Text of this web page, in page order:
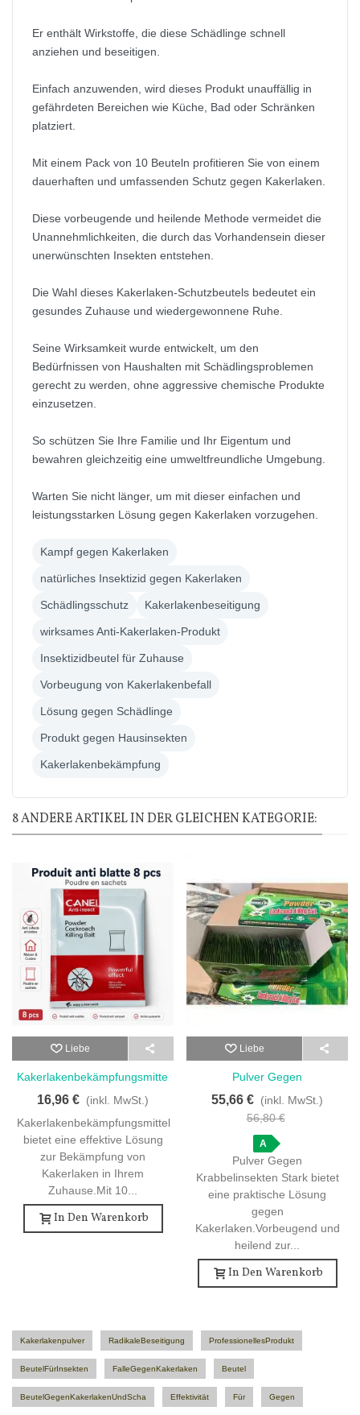
Er enthält Wirkstoffe, die diese Schädlinge schnell
anziehen und beseitigen.
Einfach anzuwenden, wird dieses Produkt unauffällig in
gefährdeten Bereichen wie Küche, Bad oder Schränken
platziert.
Mit einem Pack von 10 Beuteln profitieren Sie von einem
dauerhaften und umfassenden Schutz gegen Kakerlaken.
Diese vorbeugende und heilende Methode vermeidet die
Unannehmlichkeiten, die durch das Vorhandensein dieser
unerwünschten Insekten entstehen.
Die Wahl dieses Kakerlaken-Schutzbeutels bedeutet ein
gesundes Zuhause und wiedergewonnene Ruhe.
Seine Wirksamkeit wurde entwickelt, um den
Bedürfnissen von Haushalten mit Schädlingsproblemen
gerecht zu werden, ohne aggressive chemische Produkte
einzusetzen.
So schützen Sie Ihre Familie und Ihr Eigentum und
bewahren gleichzeitig eine umweltfreundliche Umgebung.
Warten Sie nicht länger, um mit dieser einfachen und
leistungsstarken Lösung gegen Kakerlaken vorzugehen.
Kampf gegen Kakerlaken
natürliches Insektizid gegen Kakerlaken
Schädlingsschutz Kakerlakenbeseitigung
wirksames Anti-Kakerlaken-Produkt
Insektizidbeutel für Zuhause
Vorbeugung von Kakerlakenbefall
Lösung gegen Schädlinge
Produkt gegen Hausinsekten
Kakerlakenbekämpfung
8 ANDERE ARTIKEL IN DER GLEICHEN KATEGORIE:
Liebe
Kakerlakenbekämpfungsmittel
Für Effektive
Schädlingsbekämpfung - 10
Stück
16,96 € (inkl. MwSt.)
Kakerlakenbekämpfungsmittel
bietet eine effektive Lösung
zur Bekämpfung von
Kakerlaken in Ihrem
Zuhause.Mit 10...
In Den Warenkorb
Liebe
Pulver Gegen
Krabbelinsekten Stark Zur
Kakerlakenbekämpfung - 50
Beutel
55,66 € (inkl. MwSt.)
56,80 €
A
Pulver Gegen
Krabbelinsekten Stark bietet
eine praktische Lösung
gegen
Kakerlaken.Vorbeugend und
heilend zur...
In Den Warenkorb
Kakerlakenpulver RadikaleBeseitigung ProfessionellesProdukt
BeutelFürInsekten FalleGegenKakerlaken Beutel
BeutelGegenKakerlakenUndScha Effektivität Für Gegen